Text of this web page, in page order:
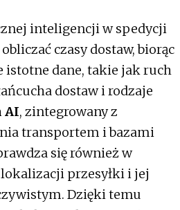
inteligencji w spedycji
czasy dostaw, biorąc
istotne dane, takie jak ruch
dostaw i rodzaje
AI, zintegrowany z
transportem i bazami
się również w
przesyłki i jej
Dzięki temu